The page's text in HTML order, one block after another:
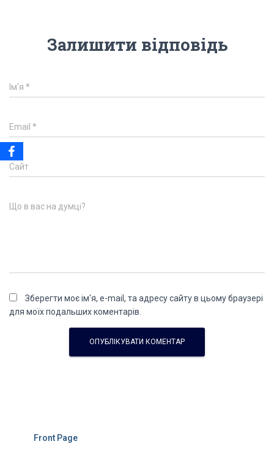
Залишити відповідь
Ім'я *
Email *
Сайт
Що в вас на думці?
Зберегти моє ім'я, e-mail, та адресу сайту в цьому браузері
для моїх подальших коментарів.
Front Page